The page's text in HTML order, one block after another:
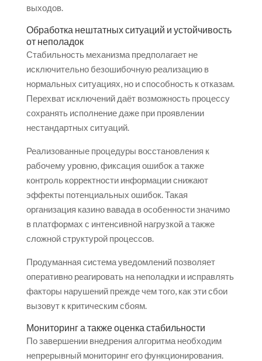
выходов.
Обработка нештатных ситуаций и устойчивость
от неполадок
Стабильность механизма предполагает не
исключительно безошибочную реализацию в
нормальных ситуациях, но и способность к отказам.
Перехват исключений даёт возможность процессу
сохранять исполнение даже при проявлении
нестандартных ситуаций.
Реализованные процедуры восстановления к
рабочему уровню, фиксация ошибок а также
контроль корректности информации снижают
эффекты потенциальных ошибок. Такая
организация казино вавада в особенности значимо
в платформах с интенсивной нагрузкой а также
сложной структурой процессов.
Продуманная система уведомлений позволяет
оперативно реагировать на неполадки и исправлять
факторы нарушений прежде чем того, как эти сбои
вызовут к критическим сбоям.
Мониторинг а также оценка стабильности
По завершении внедрения алгоритма необходим
непрерывный мониторинг его функционирования.